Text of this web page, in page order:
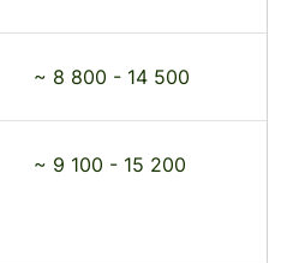
~ 8 800 - 14 500
~ 9 100 - 15 200